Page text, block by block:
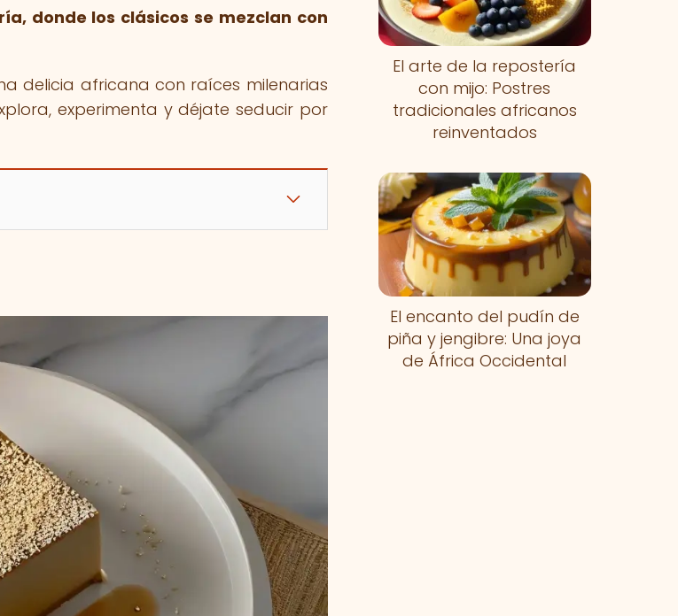
donde los clásicos se mezclan con
delicia africana con raíces milenarias
experimenta y déjate seducir por
El arte de la repostería
con mijo: Postres
tradicionales africanos
reinventados
El encanto del pudín de
piña y jengibre: Una joya
de África Occidental